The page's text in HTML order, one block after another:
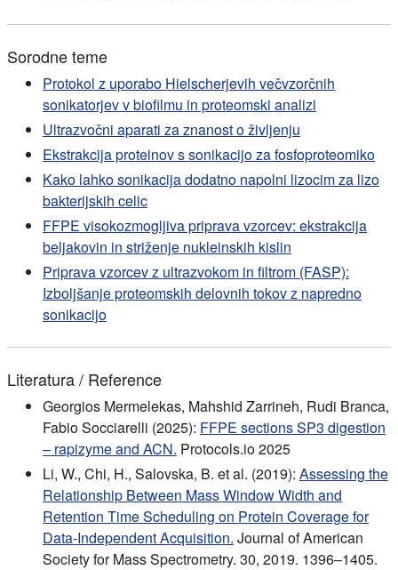
Sorodne teme
Protokol z uporabo Hielscherjevih večvzorčnih
sonikatorjev v biofilmu in proteomski analizi
Ultrazvočni aparati za znanost o življenju
Ekstrakcija proteinov s sonikacijo za fosfoproteomiko
Kako lahko sonikacija dodatno napolni lizocim za lizo
bakterijskih celic
FFPE visokozmogljiva priprava vzorcev: ekstrakcija
beljakovin in striženje nukleinskih kislin
Priprava vzorcev z ultrazvokom in filtrom (FASP):
Izboljšanje proteomskih delovnih tokov z napredno
sonikacijo
Literatura / Reference
Georgios Mermelekas, Mahshid Zarrineh, Rudi Branca,
Fabio Socciarelli (2025): FFPE sections SP3 digestion
– rapizyme and ACN. Protocols.io 2025
Li, W., Chi, H., Salovska, B. et al. (2019): Assessing the
Relationship Between Mass Window Width and
Retention Time Scheduling on Protein Coverage for
Data-Independent Acquisition. Journal of American
Society for Mass Spectrometry. 30, 2019. 1396–1405.